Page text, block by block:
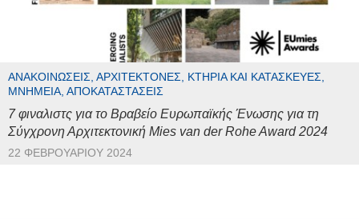
ΑΝΑΚΟΙΝΏΣΕΙΣ, ΑΡΧΙΤΈΚΤΟΝΕΣ, ΚΤΉΡΙΑ ΚΑΙ ΚΑΤΑΣΚΕΥΈΣ,
ΜΝΗΜΕΊΑ, ΑΠΟΚΑΤΑΣΤΆΣΕΙΣ
7 φιναλιστς για το Βραβείο Ευρωπαϊκής Ένωσης για τη
Σύγχρονη Αρχιτεκτονική Mies van der Rohe Award 2024
22 ΦΕΒΡΟΥΑΡΊΟΥ 2024